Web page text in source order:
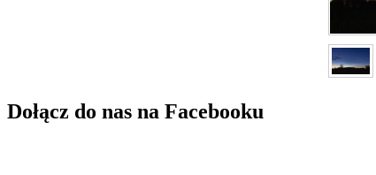
Dołącz do nas na Facebooku